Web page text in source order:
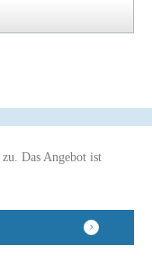
zu. Das Angebot ist